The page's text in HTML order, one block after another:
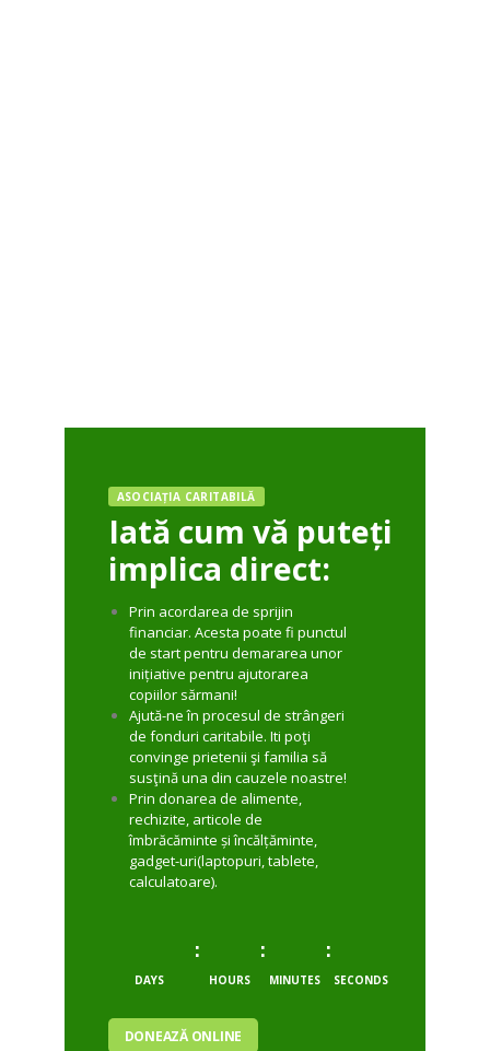
ASOCIAȚIA CARITABILĂ
Iată cum vă puteți
implica direct:
Prin acordarea de sprijin
financiar. Acesta poate fi punctul
de start pentru demararea unor
inițiative pentru ajutorarea
copiilor sărmani!
Ajută-ne în procesul de strângeri
de fonduri caritabile. Iti poţi
convinge prietenii şi familia să
susţină una din cauzele noastre!
Prin donarea de alimente,
rechizite, articole de
îmbrăcăminte și încălțăminte,
gadget-uri(laptopuri, tablete,
calculatoare).
DAYS
:
HOURS
:
MINUTES
:
SECONDS
DONEAZĂ ONLINE